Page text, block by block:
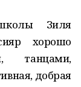
Зиля
хорошо
танцами,
добрая